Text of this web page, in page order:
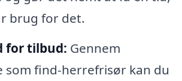
brug for det.
for tilbud: Gennem
som find-herrefrisør kan du